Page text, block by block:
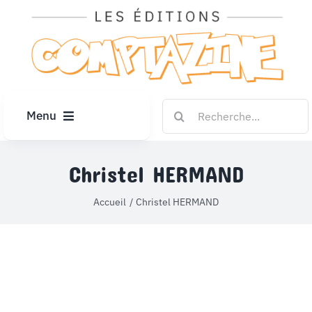
contenu
Menu
Christel HERMAND
Accueil Christel HERMAND